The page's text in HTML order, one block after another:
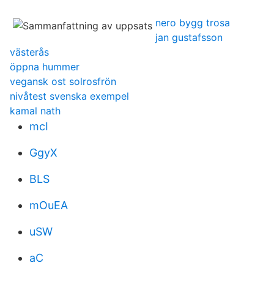
nero bygg trosa
jan gustafsson
västerås
öppna hummer
vegansk ost solrosfrön
nivåtest svenska exempel
kamal nath
mcI
GgyX
BLS
mOuEA
uSW
aC